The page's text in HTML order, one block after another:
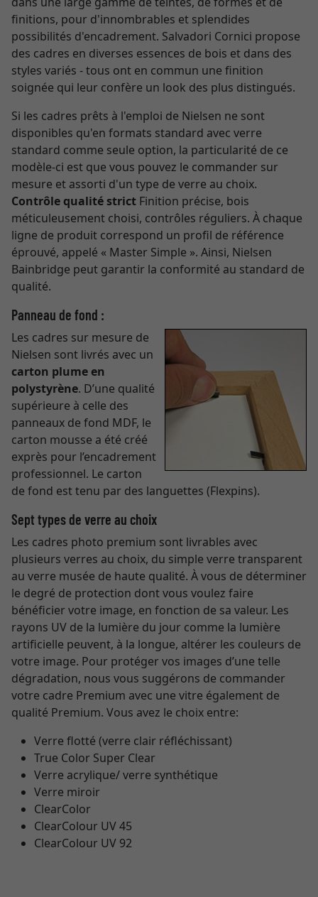
finitions, pour d'innombrables et splendides
possibilités d'encadrement. Salvadori Cornici propose
des cadres en diverses essences de bois et dans des
styles variés - tous ont en commun une finition
soignée qui leur confère un look des plus distingués.
Si les cadres prêts à l'emploi de Nielsen ne sont
disponibles qu'en formats standard avec verre
standard comme seule option, la particularité de ce
modèle-ci est que vous pouvez le commander sur
mesure et assorti d'un type de verre au choix.
Contrôle qualité strict Finition précise, bois
méticuleusement choisi, contrôles réguliers. À chaque
ligne de produit correspond un profil de référence
éprouvé, appelé « Master Simple ». Ainsi, Nielsen
Bainbridge peut garantir la conformité au standard de
qualité.
Panneau de fond :
Les cadres sur mesure de
Nielsen sont livrés avec un
carton plume en
polystyrène. D’une qualité
supérieure à celle des
panneaux de fond MDF, le
carton mousse a été créé
exprès pour l’encadrement
professionnel. Le carton
de fond est tenu par des languettes (Flexpins).
Sept types de verre au choix
Les cadres photo premium sont livrables avec
plusieurs verres au choix, du simple verre transparent
au verre musée de haute qualité. À vous de déterminer
le degré de protection dont vous voulez faire
bénéficier votre image, en fonction de sa valeur. Les
rayons UV de la lumière du jour comme la lumière
artificielle peuvent, à la longue, altérer les couleurs de
votre image. Pour protéger vos images d’une telle
dégradation, nous vous suggérons de commander
votre cadre Premium avec une vitre également de
qualité Premium. Vous avez le choix entre:
Verre flotté (verre clair réfléchissant)
True Color Super Clear
Verre acrylique/ verre synthétique
Verre miroir
ClearColor
ClearColour UV 45
ClearColour UV 92